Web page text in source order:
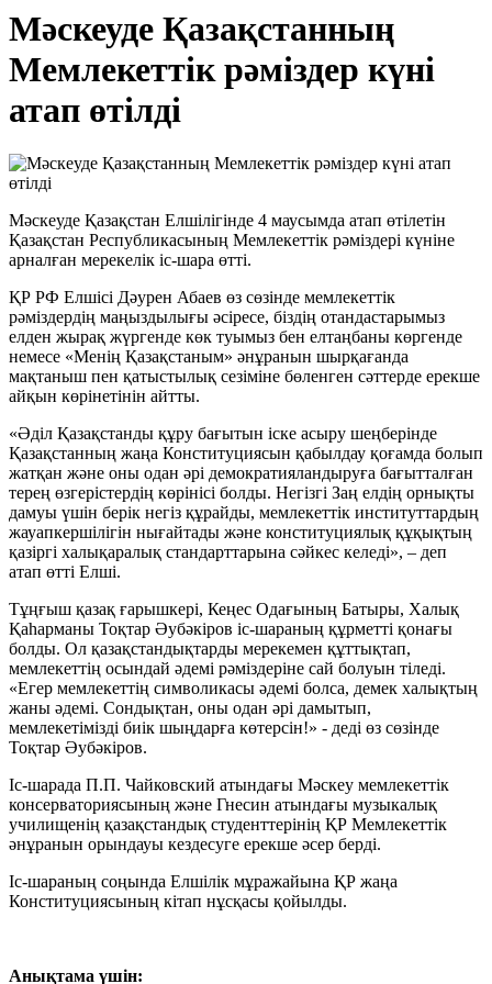
Мәскеуде Қазақстанның
Мемлекеттік рәміздер күні
атап өтілді
Мәскеуде Қазақстан Елшілігінде 4 маусымда атап өтілетін
Қазақстан Республикасының Мемлекеттік рәміздері күніне
арналған мерекелік іс-шара өтті.
ҚР РФ Елшісі Дәурен Абаев өз сөзінде мемлекеттік
рәміздердің маңыздылығы әсіресе, біздің отандастарымыз
елден жырақ жүргенде көк туымыз бен елтаңбаны көргенде
немесе «Менің Қазақстаным» әнұранын шырқағанда
мақтаныш пен қатыстылық сезіміне бөленген сәттерде ерекше
айқын көрінетінін айтты.
«Әділ Қазақстанды құру бағытын іске асыру шеңберінде
Қазақстанның жаңа Конституциясын қабылдау қоғамда болып
жатқан және оны одан әрі демократияландыруға бағытталған
терең өзгерістердің көрінісі болды. Негізгі Заң елдің орнықты
дамуы үшін берік негіз құрайды, мемлекеттік институттардың
жауапкершілігін нығайтады және конституциялық құқықтың
қазіргі халықаралық стандарттарына сәйкес келеді», – деп
атап өтті Елші.
Тұңғыш қазақ ғарышкері, Кеңес Одағының Батыры, Халық
Қаһарманы Тоқтар Әубәкіров іс-шараның құрметті қонағы
болды. Ол қазақстандықтарды мерекемен құттықтап,
мемлекеттің осындай әдемі рәміздеріне сай болуын тіледі.
«Егер мемлекеттің символикасы әдемі болса, демек халықтың
жаны әдемі. Сондықтан, оны одан әрі дамытып,
мемлекетімізді биік шыңдарға көтерсін!» - деді өз сөзінде
Тоқтар Әубәкіров.
Іс-шарада П.П. Чайковский атындағы Мәскеу мемлекеттік
консерваториясының және Гнесин атындағы музыкалық
училищенің қазақстандық студенттерінің ҚР Мемлекеттік
әнұранын орындауы кездесуге ерекше әсер берді.
Іс-шараның соңында Елшілік мұражайына ҚР жаңа
Конституциясының кітап нұсқасы қойылды.
Анықтама үшін: